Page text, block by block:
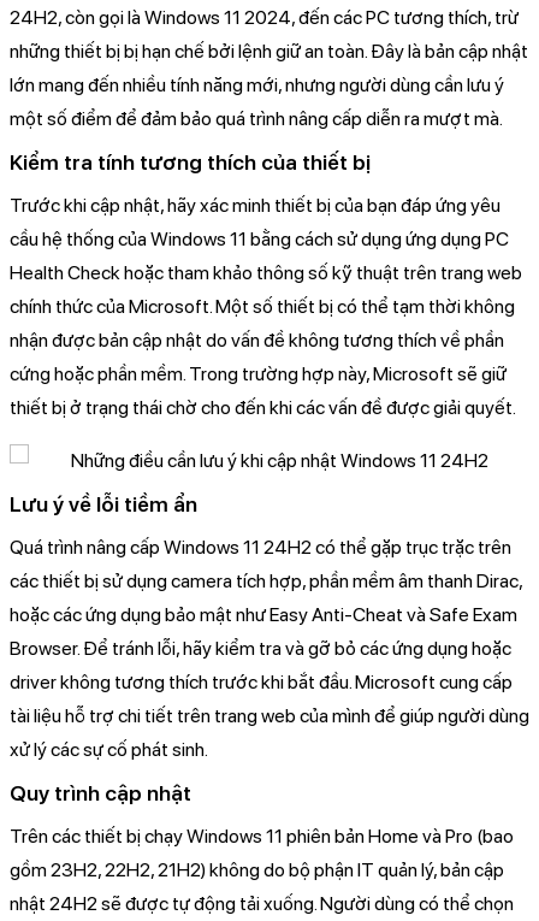
24H2, còn gọi là Windows 11 2024, đến các PC tương thích, trừ
những thiết bị bị hạn chế bởi lệnh giữ an toàn. Đây là bản cập nhật
lớn mang đến nhiều tính năng mới, nhưng người dùng cần lưu ý
một số điểm để đảm bảo quá trình nâng cấp diễn ra mượt mà.
Kiểm tra tính tương thích của thiết bị
Trước khi cập nhật, hãy xác minh thiết bị của bạn đáp ứng yêu
cầu hệ thống của Windows 11 bằng cách sử dụng ứng dụng PC
Health Check hoặc tham khảo thông số kỹ thuật trên trang web
chính thức của Microsoft. Một số thiết bị có thể tạm thời không
nhận được bản cập nhật do vấn đề không tương thích về phần
cứng hoặc phần mềm. Trong trường hợp này, Microsoft sẽ giữ
thiết bị ở trạng thái chờ cho đến khi các vấn đề được giải quyết.
Lưu ý về lỗi tiềm ẩn
Quá trình nâng cấp Windows 11 24H2 có thể gặp trục trặc trên
các thiết bị sử dụng camera tích hợp, phần mềm âm thanh Dirac,
hoặc các ứng dụng bảo mật như Easy Anti-Cheat và Safe Exam
Browser. Để tránh lỗi, hãy kiểm tra và gỡ bỏ các ứng dụng hoặc
driver không tương thích trước khi bắt đầu. Microsoft cung cấp
tài liệu hỗ trợ chi tiết trên trang web của mình để giúp người dùng
xử lý các sự cố phát sinh.
Quy trình cập nhật
Trên các thiết bị chạy Windows 11 phiên bản Home và Pro (bao
gồm 23H2, 22H2, 21H2) không do bộ phận IT quản lý, bản cập
nhật 24H2 sẽ được tự động tải xuống. Người dùng có thể chọn